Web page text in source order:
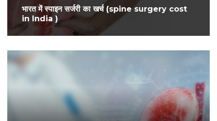
भारत में स्पाइन सर्जरी का खर्च (spine surgery cost
in India )